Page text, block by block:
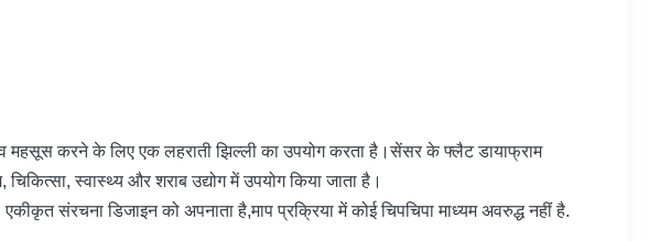
महसूस करने के लिए एक लहराती झिल्ली का उपयोग करता है।सेंसर के फ्लैट डायाफ्राम
स्वास्थ्य और शराब उद्योग में उपयोग किया जाता है।
संरचना डिजाइन को अपनाता है,माप प्रक्रिया में कोई चिपचिपा माध्यम अवरुद्ध नहीं है.